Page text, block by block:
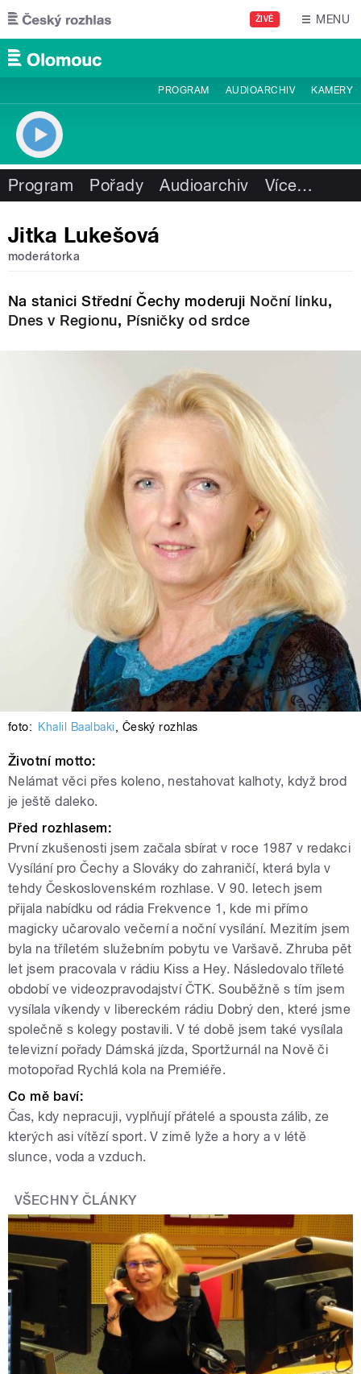
Přejít k hlavnímu obsahu
ŽIVĚ MENU
PROGRAM AUDIOARCHIV KAMERY
Program Pořady Audioarchiv Více…
Jitka Lukešová
moderátorka
Na stanici Střední Čechy moderuji Noční linku,
Dnes v Regionu, Písničky od srdce
foto: Khalil Baalbaki, Český rozhlas
Životní motto:
Nelámat věci přes koleno, nestahovat kalhoty, když brod
je ještě daleko.
Před rozhlasem:
První zkušenosti jsem začala sbírat v roce 1987 v redakci
Vysílání pro Čechy a Slováky do zahraničí, která byla v
tehdy Československém rozhlase. V 90. letech jsem
přijala nabídku od rádia Frekvence 1, kde mi přímo
magicky učarovalo večerní a noční vysílání. Mezitím jsem
byla na tříletém služebním pobytu ve Varšavě. Zhruba pět
let jsem pracovala v rádiu Kiss a Hey. Následovalo tříleté
období ve videozpravodajství ČTK. Souběžně s tím jsem
vysílala víkendy v libereckém rádiu Dobrý den, které jsme
společně s kolegy postavili. V té době jsem také vysílala
televizní pořady Dámská jízda, Sportžurnál na Nově či
motopořad Rychlá kola na Premiéře.
Co mě baví:
Čas, kdy nepracuji, vyplňují přátelé a spousta zálib, ze
kterých asi vítězí sport. V zimě lyže a hory a v létě
slunce, voda a vzduch.
VŠECHNY ČLÁNKY